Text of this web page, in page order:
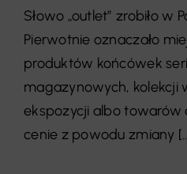
Słowo „outlet” zrobiło w
Pierwotnie oznaczało
produktów końcówek
magazynowych, kolekcji
ekspozycji albo towarów
cenie z powodu zmiany